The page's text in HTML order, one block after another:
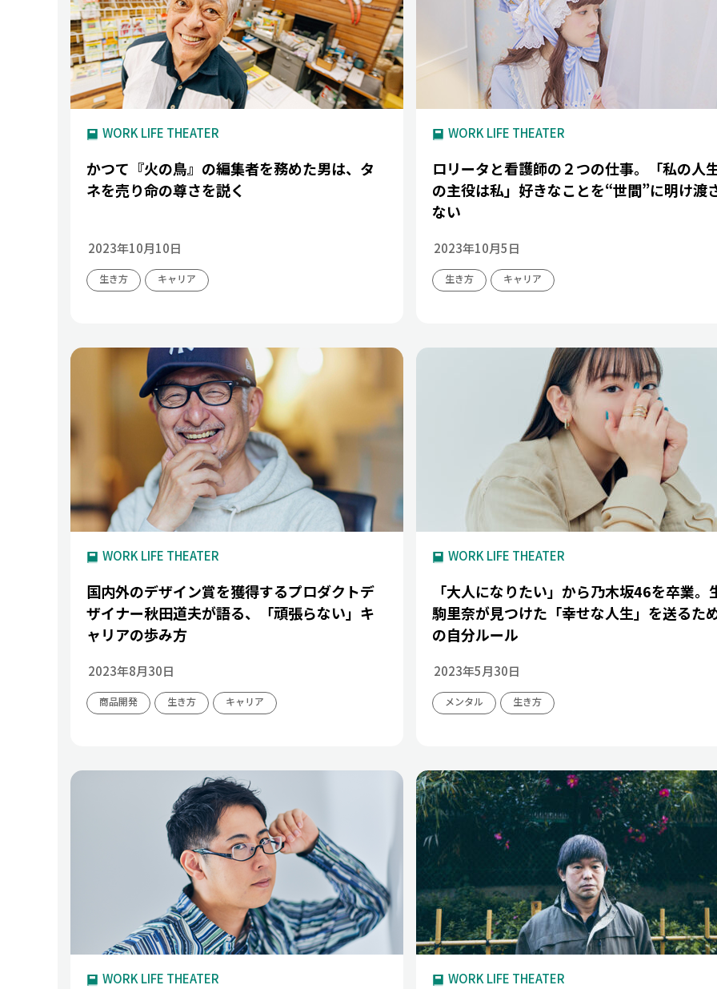
WORK LIFE THEATER
かつて『火の鳥』の編集者を務めた男は、タ
ネを売り命の尊さを説く
2023年10月10日
生き方 キャリア
WORK LIFE THEATER
ロリータと看護師の２つの仕事。「私の人
の主役は私」好きなことを“世間”に明け渡
ない
2023年10月5日
生き方 キャリア
WORK LIFE THEATER
国内外のデザイン賞を獲得するプロダクトデ
ザイナー秋田道夫が語る、「頑張らない」キ
ャリアの歩み方
2023年8月30日
商品開発 生き方 キャリア
WORK LIFE THEATER
「大人になりたい」から乃木坂46を卒業。
駒里奈が見つけた「幸せな人生」を送るた
の自分ルール
2023年5月30日
メンタル 生き方
WORK LIFE THEATER WORK LIFE THEATER